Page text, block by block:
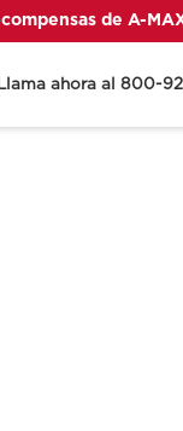
de A-
Llama ahora al 800-